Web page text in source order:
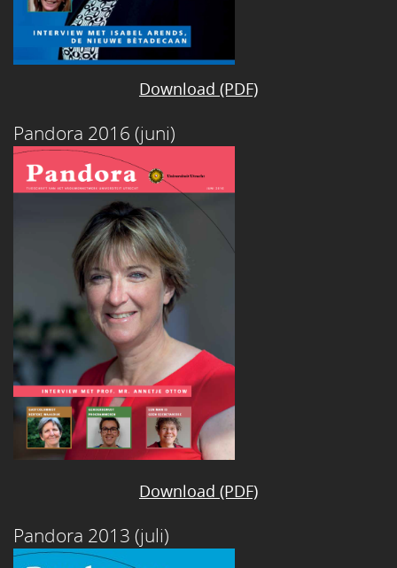
Download (PDF)
Pandora 2016 (juni)
Download (PDF)
Pandora 2013 (juli)